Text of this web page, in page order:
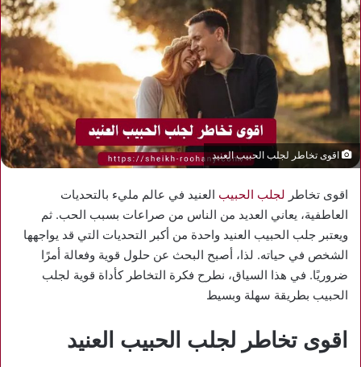
اقوى تخاطر لجلب الحبيب العنيد
اقوى تخاطر لجلب الحبيب العنيد في عالم مليء بالتحديات
العاطفية، يعاني العديد من الناس من صراعات بسبب الحب. ثم
ويعتبر جلب الحبيب العنيد واحدة من أكبر التحديات التي قد يواجهها
الشخص في حياته. لذا، أصبح البحث عن حلول قوية وفعالة أمرًا
ضروريًا. في هذا السياق، نطرح فكرة التخاطر كأداة قوية لجلب
الحبيب بطريقة سهلة وبسيط
اقوى تخاطر لجلب الحبيب العنيد